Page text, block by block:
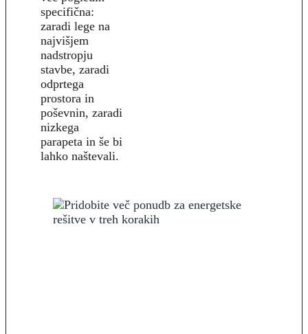
specifična:
zaradi lege na
najvišjem
nadstropju
stavbe, zaradi
odprtega
prostora in
poševnin, zaradi
nizkega
parapeta in še bi
lahko naštevali.